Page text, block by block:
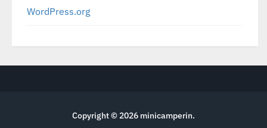
WordPress.org
Copyright © 2026 minicamperin.